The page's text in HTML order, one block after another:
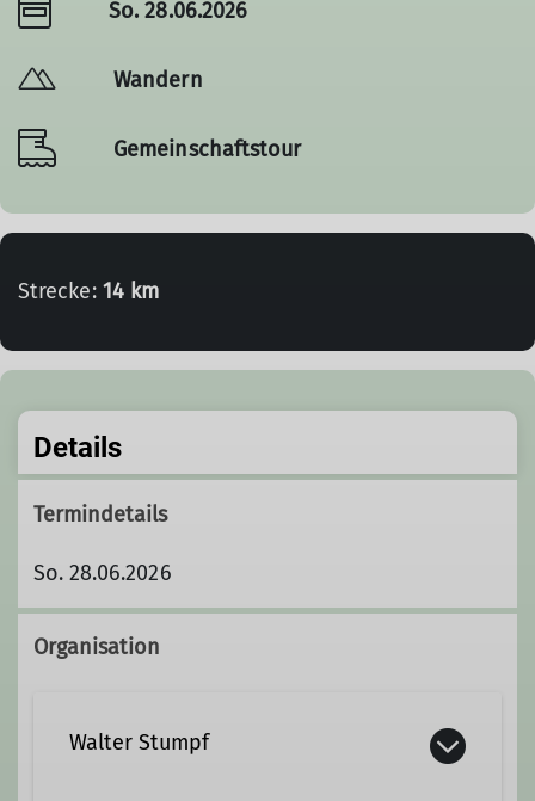
So. 28.06.2026
Wandern
Gemeinschaftstour
Strecke: 14 km
Details
Termindetails
So. 28.06.2026
Organisation
Walter Stumpf